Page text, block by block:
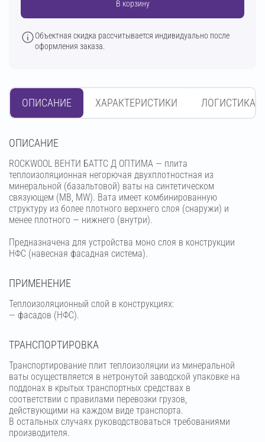
В корзину
Объектная скидка рассчитывается индивидуально после
оформления заказа.
ОПИСАНИЕ ХАРАКТЕРИСТИКИ ЛОГИСТИКА
OПИСАНИЕ
ROCKWOOL ВЕНТИ БАТТС Д ОПТИМА — плита
теплоизоляционная негорючая двухплотностная из
минеральной (базальтовой) ваты на синтетическом
связующем (МВ, MW). Вата имеет комбинированную
структуру из более плотного верхнего слоя (снаружи) и
менее плотного — нижнего (внутри).
Предназначена для устройства моно слоя в конструкции
НФС (навесная фасадная система).
ПРИМЕНЕНИЕ
Теплоизоляционный слой в конструкциях:
— фасадов (НФС).
ТРАНСПОРТИРОВКА
Транспортирование плит теплоизоляции из минеральной
ваты осуществляется в нетронутой заводской упаковке на
поддонах в крытых транспортных средствах в
соответствии с правилами перевозки грузов,
действующими на каждом виде транспорта.
В остальных случаях руководствоваться требованиями
производителя.